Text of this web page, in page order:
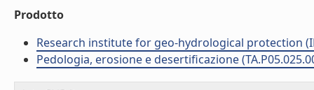
Prodotto
Research institute for geo-hydrological protection
Pedologia, erosione e desertificazione